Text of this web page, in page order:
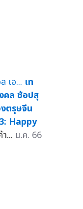
เท
คล ช้อปสุ
ตรุษจีน
Happy
... ม.ค. 66